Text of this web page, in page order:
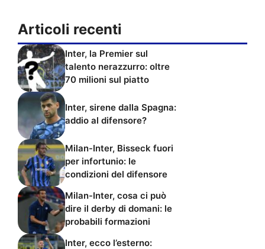
Articoli recenti
Inter, la Premier sul
talento nerazzurro: oltre
70 milioni sul piatto
Inter, sirene dalla Spagna:
addio al difensore?
Milan-Inter, Bisseck fuori
per infortunio: le
condizioni del difensore
Milan-Inter, cosa ci può
dire il derby di domani: le
probabili formazioni
Inter, ecco l’esterno: